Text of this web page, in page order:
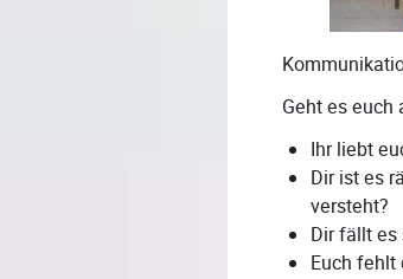
Geht es euch
Ihr liebt
Dir ist es
versteht?
Dir fällt es
Euch fehlt